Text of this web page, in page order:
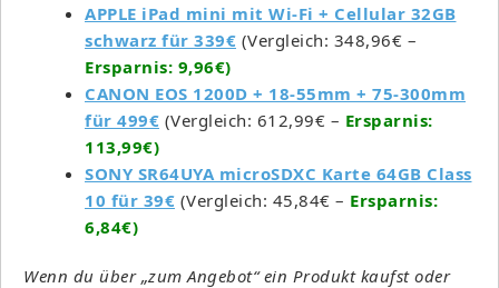
APPLE iPad mini mit Wi-Fi + Cellular 32GB
schwarz für 339€ (Vergleich: 348,96€ –
Ersparnis: 9,96€)
CANON EOS 1200D + 18-55mm + 75-300mm
für 499€ (Vergleich: 612,99€ – Ersparnis:
113,99€)
SONY SR64UYA microSDXC Karte 64GB Class
10 für 39€ (Vergleich: 45,84€ – Ersparnis:
6,84€)
Wenn du über „zum Angebot“ ein Produkt kaufst oder